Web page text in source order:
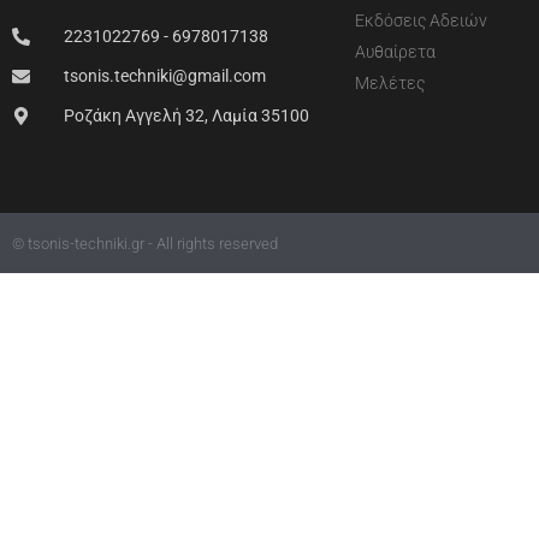
2231022769 - 6978017138
tsonis.techniki@gmail.com
Ροζάκη Αγγελή 32, Λαμία 35100
Εκδόσεις Αδειών
Αυθαίρετα
Μελέτες
© tsonis-techniki.gr - All rights reserved